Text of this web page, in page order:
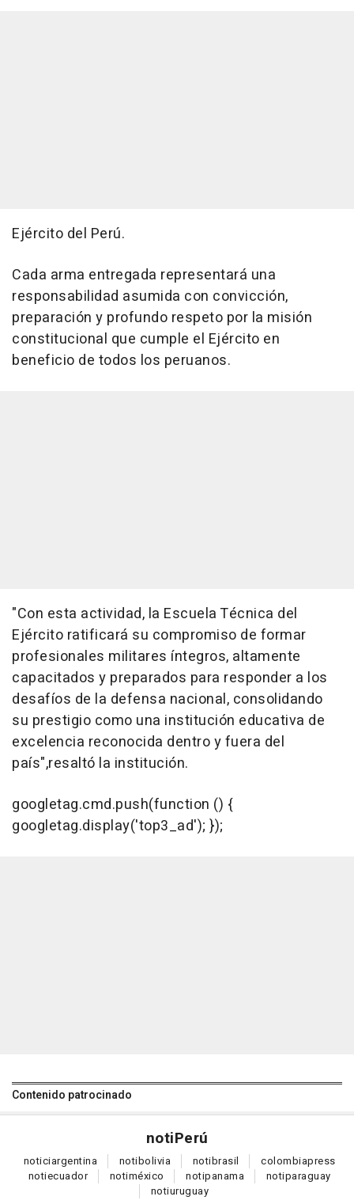
Ejército del Perú.
Cada arma entregada representará una
responsabilidad asumida con convicción,
preparación y profundo respeto por la misión
constitucional que cumple el Ejército en
beneficio de todos los peruanos.
"Con esta actividad, la Escuela Técnica del
Ejército ratificará su compromiso de formar
profesionales militares íntegros, altamente
capacitados y preparados para responder a los
desafíos de la defensa nacional, consolidando
su prestigio como una institución educativa de
excelencia reconocida dentro y fuera del
país",resaltó la institución.
googletag.cmd.push(function () {
googletag.display('top3_ad'); });
Contenido patrocinado
notiPerú
noticiargentina notibolivia notibrasil colombiapress
notiecuador notiméxico notipanama notiparaguay
notiuruguay